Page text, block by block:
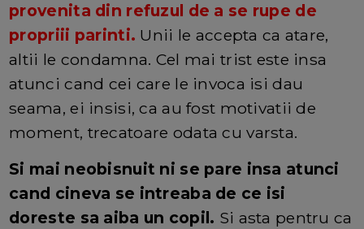
provenita din refuzul de a se rupe de
propriii parinti. Unii le accepta ca atare,
altii le condamna. Cel mai trist este insa
atunci cand cei care le invoca isi dau
seama, ei insisi, ca au fost motivatii de
moment, trecatoare odata cu varsta.
Si mai neobisnuit ni se pare insa atunci
cand cineva se intreaba de ce isi
doreste sa aiba un copil. Si asta pentru ca